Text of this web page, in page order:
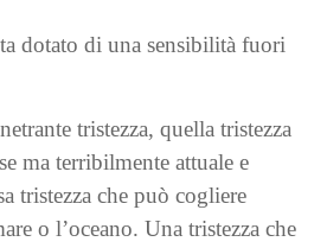
dotato di una sensibilità fuori
tristezza, quella tristezza
ma terribilmente attuale e
tristezza che può cogliere
o l’oceano. Una tristezza che